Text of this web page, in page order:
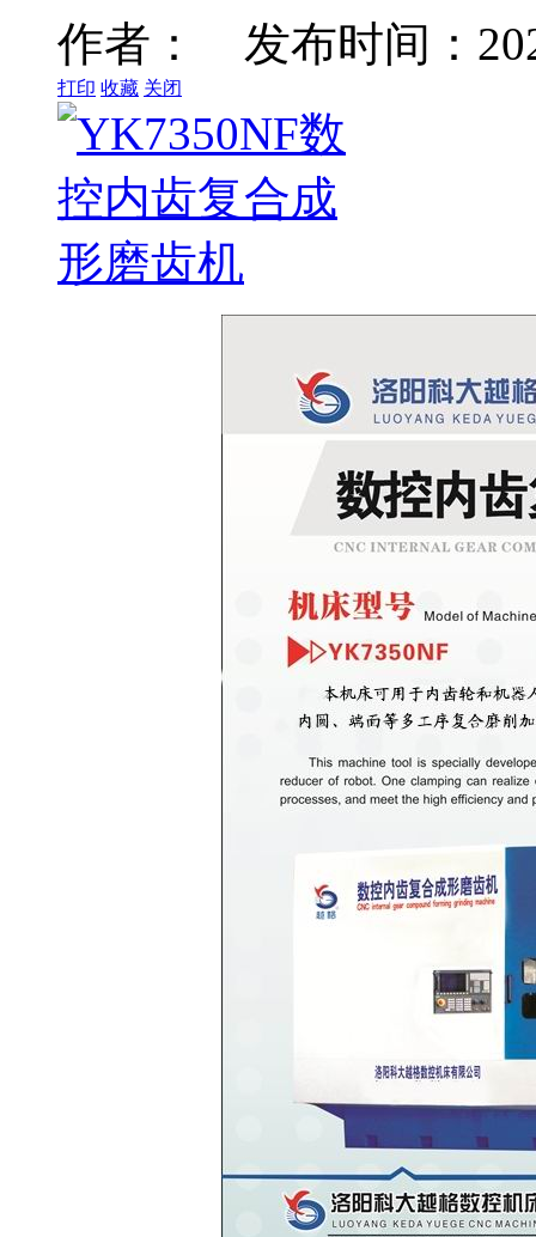
作者： 发布时间：
打印 收藏 关闭